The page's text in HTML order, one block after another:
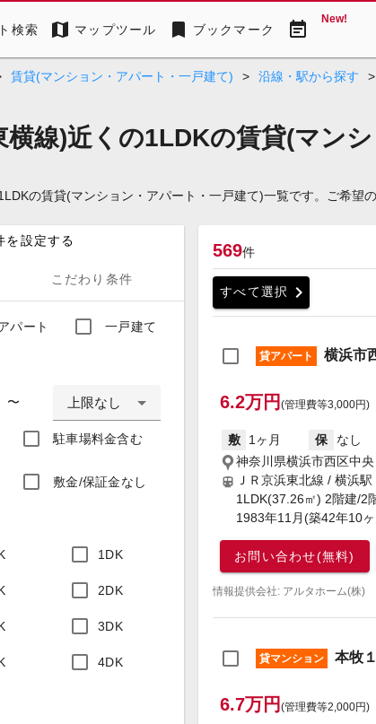
検索 map マップツール bookmark ブックマーク event_note New!
賃貸(マンション・アパート・一戸建て) > 沿線・駅から探す >
横線)近くの1LDKの賃貸(マン
の賃貸(マンション・アパート・一戸建て)一覧です。ご希
を設定する
こだわり条件
パート 一戸建て
〜 上限なし
駐車場料金含む
敷金/保証金なし
1DK
2DK
3DK
4DK
569件
すべて選択 chevron_right
貸アパート 横浜市
6.2万円 (管理費等3,000円)
敷 1ヶ月 保 なし
神奈川県横浜市西区中央
ＪＲ京浜東北線 / 横浜駅
1LDK(37.26㎡) 2階建/2
1983年11月(築42年10
お問い合わせ(無料)
情報提供会社: アルタホーム(株)
貸マンション 本牧
6.7万円 (管理費等2,000円)